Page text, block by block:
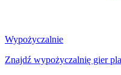
Wypożyczalnie
Znajdź wypożyczalnię gier